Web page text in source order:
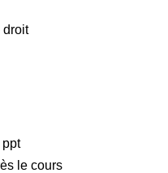
et de le défendre
droit
ppt
le cours